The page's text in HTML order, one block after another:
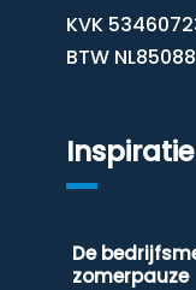
KVK
BTW
Inspiratie
De
zomerpauze